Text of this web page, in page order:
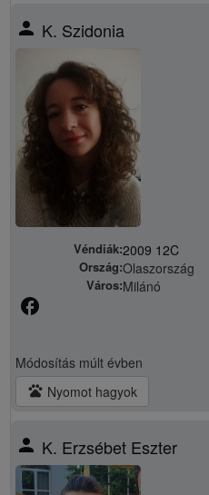
person K. Szidonia
Véndiák:2009 12C
Ország:Olaszország
Város:Milánó
facebook
Módosítás múlt évben
pets Nyomot hagyok
person K. Erzsébet Eszter